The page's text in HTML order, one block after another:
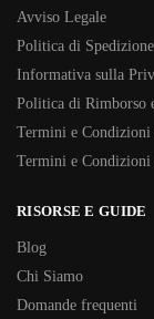
Avviso Legale
Politica di Spedizione
Informativa sulla
Politica di Rimborso
Termini e Condizioni
Termini e Condizioni
RISORSE E GUIDE
Blog
Chi Siamo
Domande frequenti